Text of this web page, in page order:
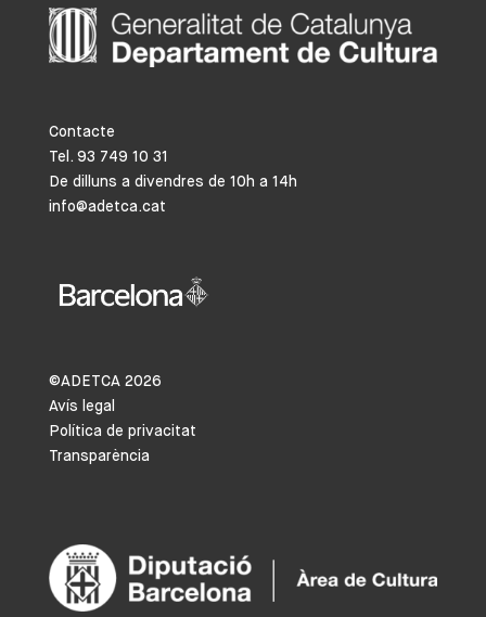
Contacte
Tel. 93 749 10 31
De dilluns a divendres de 10h a 14h
info@adetca.cat
©ADETCA 2026
Avís legal
Política de privacitat
Transparència